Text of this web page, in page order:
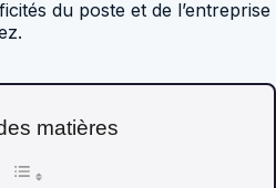
du poste et de l’entreprise
matières